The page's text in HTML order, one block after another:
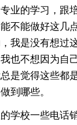
的学习，跟
不能做好这几
我是没有想过
也不想因为自
是觉得这些都
到哪些。
校一些电话